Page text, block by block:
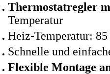
Thermostatregler
Temperatur
Heiz-Temperatur: 85
Schnelle und
Flexible Montage